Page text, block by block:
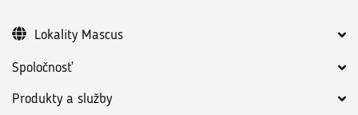
Spoločnosť
Produkty a služby
Lokality Mascus